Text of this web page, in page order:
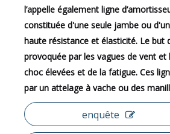
l’appelle également ligne
constituée d'une seule jambe ou
haute résistance et élasticité. Le but
provoquée par les vagues de vent
choc élevées et de la fatigue. Ces
par un attelage à vache ou des
enquête